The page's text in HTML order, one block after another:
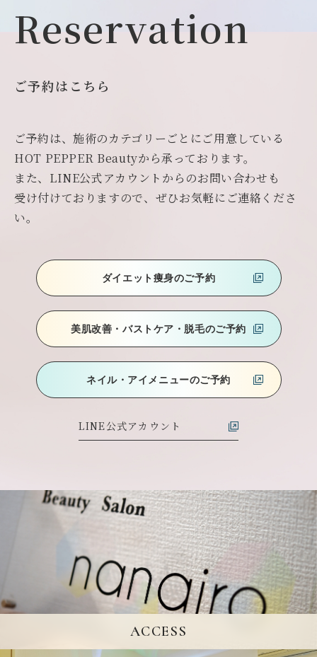
Reservation
ご予約はこちら
ご予約は、施術のカテゴリーごとにご用意している
HOT PEPPER Beautyから承っております。
また、LINE公式アカウントからのお問い合わせも
受け付けておりますので、ぜひお気軽にご連絡くださ
い。
ダイエット痩身のご予約
美肌改善・バストケア ・脱毛のご予約
ネイル・アイメニューのご予約
LINE公式アカウント
ACCESS